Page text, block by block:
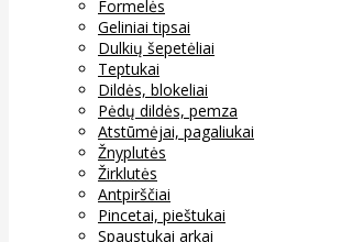
Formelės
Geliniai tipsai
Dulkių šepetėliai
Teptukai
Dildės, blokeliai
Pėdų dildės, pemza
Atstūmėjai, pagaliukai
Žnyplutės
Žirklutės
Antpirščiai
Pincetai, pieštukai
Spaustukai arkai